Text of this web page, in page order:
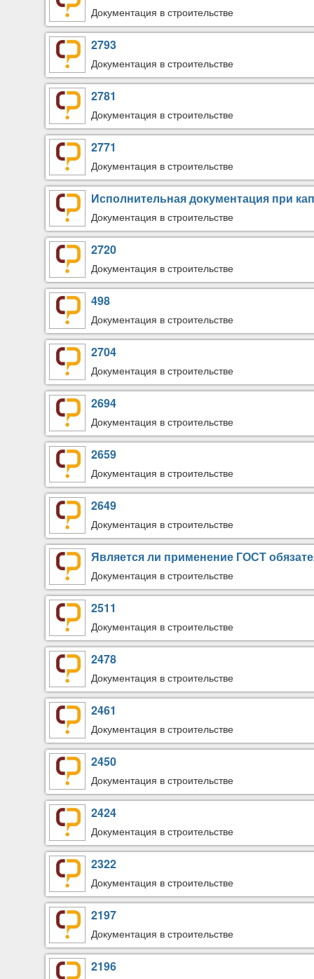
Документация в строительстве
2793
Документация в строительстве
2781
Документация в строительстве
2771
Документация в строительстве
Исполнительная документация при
Документация в строительстве
2720
Документация в строительстве
498
Документация в строительстве
2704
Документация в строительстве
2694
Документация в строительстве
2659
Документация в строительстве
2649
Документация в строительстве
Является ли применение ГОСТ
Документация в строительстве
2511
Документация в строительстве
2478
Документация в строительстве
2461
Документация в строительстве
2450
Документация в строительстве
2424
Документация в строительстве
2322
Документация в строительстве
2197
Документация в строительстве
2196